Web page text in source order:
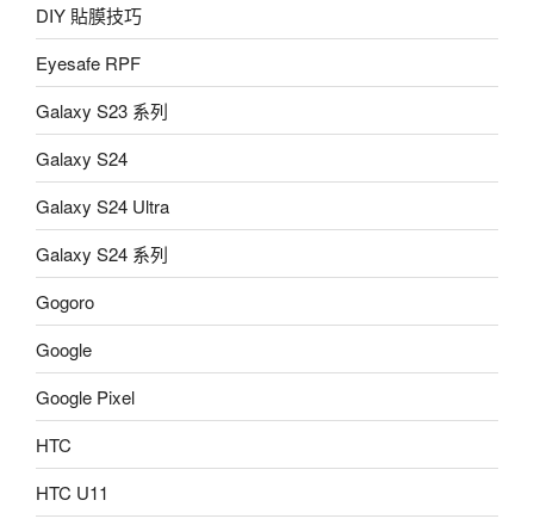
DIY 貼膜技巧
Eyesafe RPF
Galaxy S23 系列
Galaxy S24
Galaxy S24 Ultra
Galaxy S24 系列
Gogoro
Google
Google Pixel
HTC
HTC U11